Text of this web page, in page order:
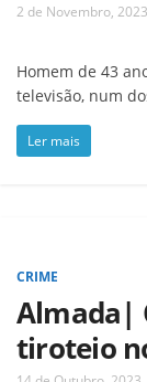
2 de Novembro, 2023
Homem de 43
televisão, num
Ler mais
CRIME
Almada|
tiroteio